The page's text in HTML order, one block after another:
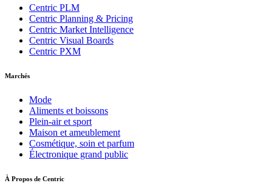
Centric PLM
Centric Planning & Pricing
Centric Market Intelligence
Centric Visual Boards
Centric PXM
Marchés
Mode
Aliments et boissons
Plein-air et sport
Maison et ameublement
Cosmétique, soin et parfum
Électronique grand public
À Propos de Centric